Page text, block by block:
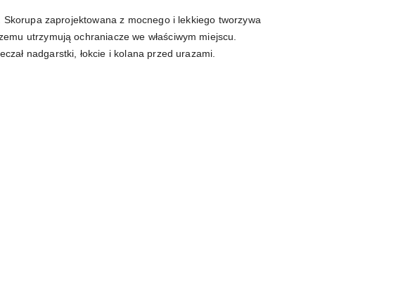
zaprojektowana z mocnego i lekkiego tworzywa
utrzymują ochraniacze we właściwym miejscu.
nadgarstki, łokcie i kolana przed urazami.